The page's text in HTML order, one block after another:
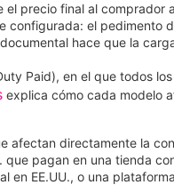
precio final al comprador
el pedimento
hace que la
Paid), en el que todos
explica cómo cada modelo
afectan directamente la
pagan en una tienda
EE.UU., o una